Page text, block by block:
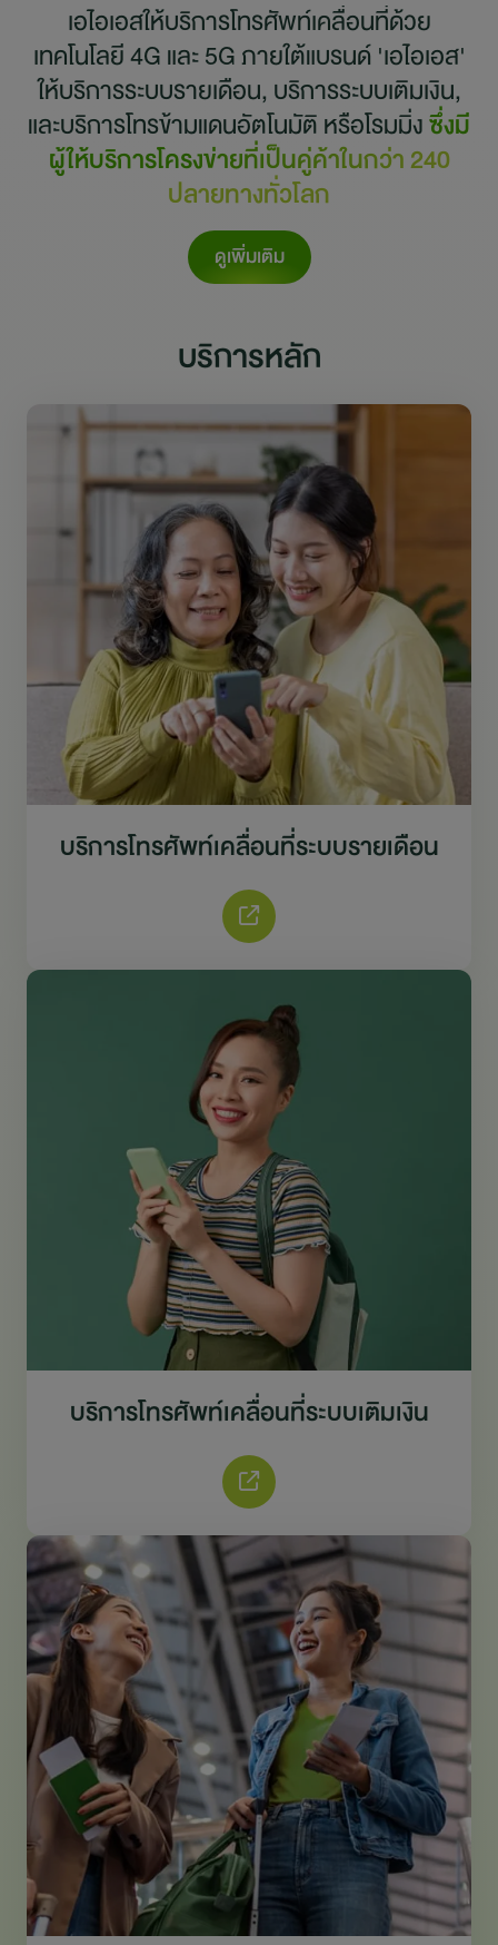
เอไอเอสให้บริการโทรศัพท์เคลื่อนที่ด้วย
เทคโนโลยี 4G และ 5G ภายใต้แบรนด์ 'เอไอเอส'
ให้บริการระบบรายเดือน, บริการระบบเติมเงิน,
และบริการโทรข้ามแดนอัตโนมัติ หรือโรมมิ่งซึ่งมี
ผู้ให้บริการโครงข่ายที่เป็นคู่ค้าในกว่า 240
ปลายทางทั่วโลก
ดูเพิ่มเติม
บริการหลัก
บริการโทรศัพท์เคลื่อนที่ระบบรายเดือน
บริการโทรศัพท์เคลื่อนที่ระบบเติมเงิน